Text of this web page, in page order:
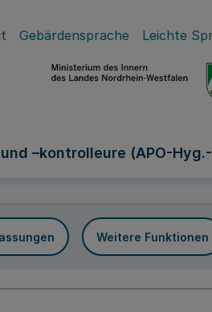
Gebärdensprache Leichte
–kontrolleure (APO-
Weitere Funktionen